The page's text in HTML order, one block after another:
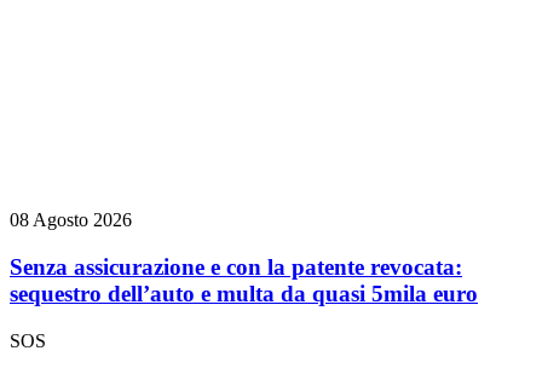
08 Agosto 2026
Senza assicurazione e con la patente revocata:
sequestro dell’auto e multa da quasi 5mila euro
SOS